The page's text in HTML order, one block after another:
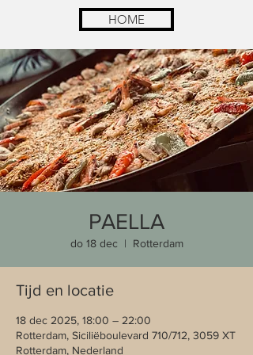
HOME
PAELLA
do 18 dec
  |
Rotterdam
Tijd en locatie
18 dec 2025, 18:00 – 22:00
Rotterdam, Siciliëboulevard 710/712, 3059 XT
Rotterdam, Nederland